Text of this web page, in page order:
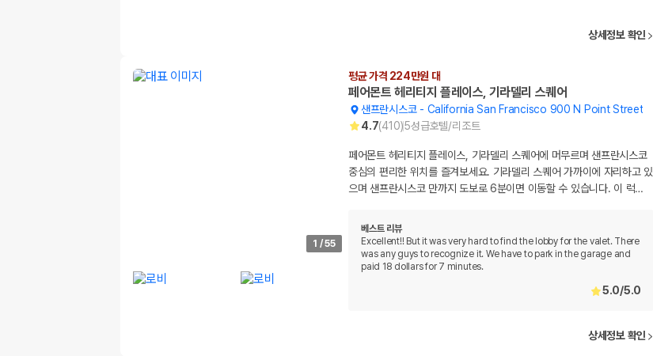
상세정보 확인
1 /55
평균 가격 224만원 대
페어몬트 헤리티지 플레이스, 기라델리 스퀘어
샌프란시스코- California San Francisco 900 N Point Street
4.7(410)5성급호텔/리조트
페어몬트 헤리티지 플레이스, 기라델리 스퀘어에 머무르며 샌프란시스코
중심의 편리한 위치를 즐겨보세요. 기라델리 스퀘어 가까이에 자리하고 있
으며 샌프란시스코 만까지 도보로 6분이면 이동할 수 있습니다. 이 럭…
베스트 리뷰
Excellent!! But it was very hard to find the lobby for the valet. There
was any guys to recognize it. We have to park in the garage and
paid 18 dollars for 7 minutes.
5.0/5.0
상세정보 확인